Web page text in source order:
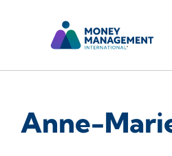
Anne-